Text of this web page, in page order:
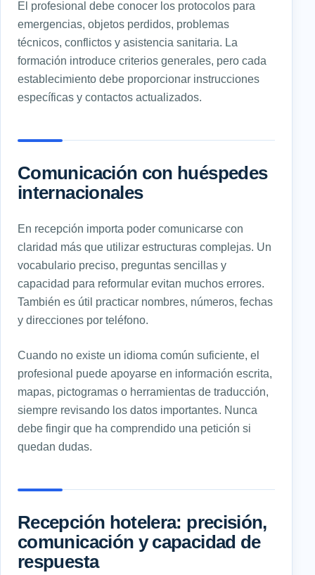
El profesional debe conocer los protocolos para
emergencias, objetos perdidos, problemas
técnicos, conflictos y asistencia sanitaria. La
formación introduce criterios generales, pero cada
establecimiento debe proporcionar instrucciones
específicas y contactos actualizados.
Comunicación con huéspedes
internacionales
En recepción importa poder comunicarse con
claridad más que utilizar estructuras complejas. Un
vocabulario preciso, preguntas sencillas y
capacidad para reformular evitan muchos errores.
También es útil practicar nombres, números, fechas
y direcciones por teléfono.
Cuando no existe un idioma común suficiente, el
profesional puede apoyarse en información escrita,
mapas, pictogramas o herramientas de traducción,
siempre revisando los datos importantes. Nunca
debe fingir que ha comprendido una petición si
quedan dudas.
Recepción hotelera: precisión,
comunicación y capacidad de
respuesta